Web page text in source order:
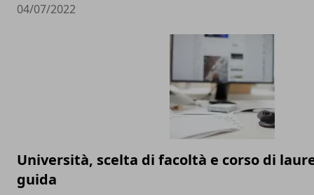
04/07/2022
Università, scelta di facoltà e corso di
guida